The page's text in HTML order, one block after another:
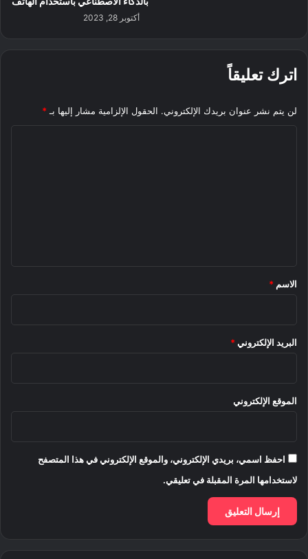
أكتوبر 28, 2023
اترك تعليقاً
لن يتم نشر عنوان بريدك الإلكتروني. الحقول الإلزامية مشار إليها بـ *
*
الاسم *
البريد الإلكتروني *
الموقع الإلكتروني
احفظ اسمي، بريدي الإلكتروني، والموقع الإلكتروني في هذا المتصفح
لاستخدامها المرة المقبلة في تعليقي.